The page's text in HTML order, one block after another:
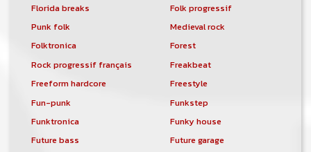
Florida breaks
Folk progressif
Punk folk
Medieval rock
Folktronica
Forest
Rock progressif français
Freakbeat
Freeform hardcore
Freestyle
Fun-punk
Funkstep
Funktronica
Funky house
Future bass
Future garage
de soit que l'ensemble de la
comptabilité sera totalement publique
visible directement sur le site.
Un nouveau service de petites annonces
site. Ce service permet, lorsque vous
êtes musiciens ou un groupe, un
orchestre, DJ, etc... de chercher un/des
musicen(s) ou un groupe, un orchestre,
un DJ, etc...